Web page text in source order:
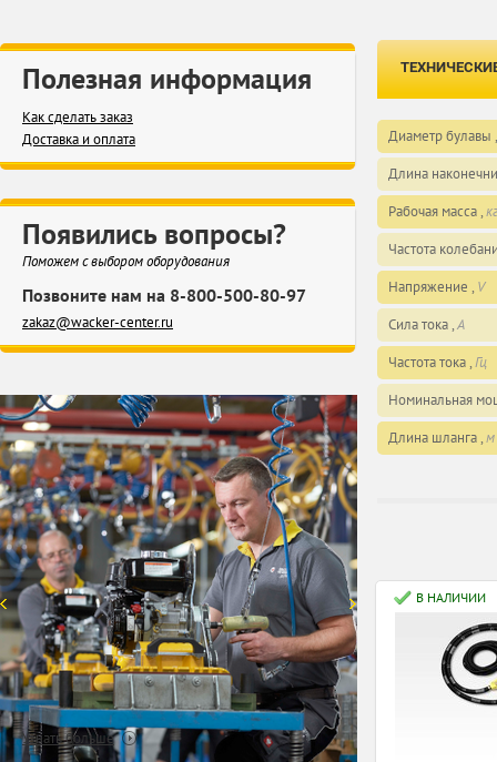
Полезная информация
Как сделать заказ
Доставка и оплата
Появились вопросы?
Поможем с выбором оборудования
Позвоните нам на 8-800-500-80-97
zakaz@wacker-center.ru
Узнать больше
Диаметр булавы
Длина
Рабочая масса ,кг
Частота
Напряжение , V
Сила тока ,А
Частота тока ,Гц
Номинальная
Длина шланга ,м
В НАЛИЧИИ